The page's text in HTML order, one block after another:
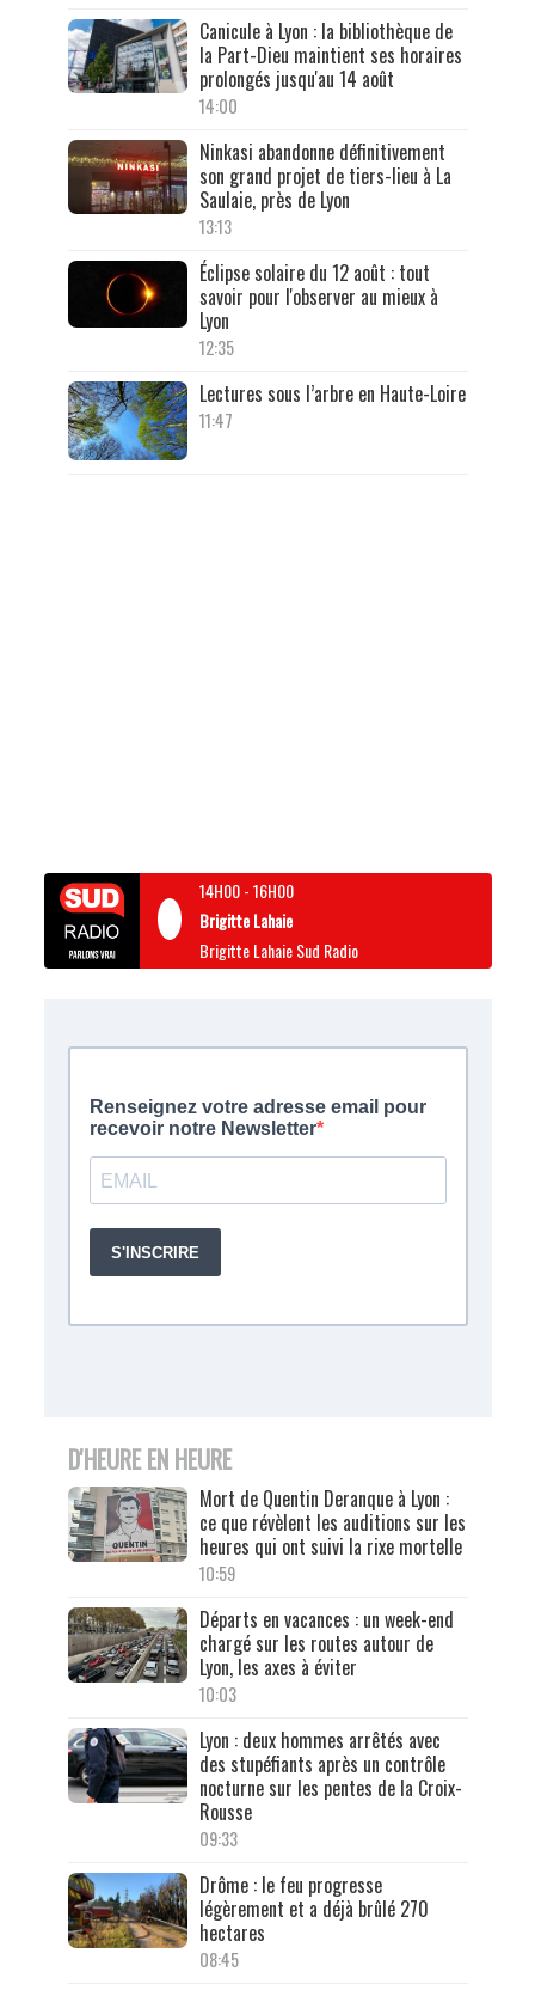
Canicule à Lyon : la bibliothèque de
la Part-Dieu maintient ses horaires
prolongés jusqu'au 14 août
14:00
Ninkasi abandonne définitivement
son grand projet de tiers-lieu à La
Saulaie, près de Lyon
13:13
Éclipse solaire du 12 août : tout
savoir pour l'observer au mieux à
Lyon
12:35
Lectures sous l’arbre en Haute-Loire
11:47
14H00-16H00
Brigitte Lahaie
Brigitte Lahaie Sud Radio
D'HEURE EN HEURE
Mort de Quentin Deranque à Lyon :
ce que révèlent les auditions sur les
heures qui ont suivi la rixe mortelle
10:59
Départs en vacances : un week-end
chargé sur les routes autour de
Lyon, les axes à éviter
10:03
Lyon : deux hommes arrêtés avec
des stupéfiants après un contrôle
nocturne sur les pentes de la Croix-
Rousse
09:33
Drôme : le feu progresse
légèrement et a déjà brûlé 270
hectares
08:45